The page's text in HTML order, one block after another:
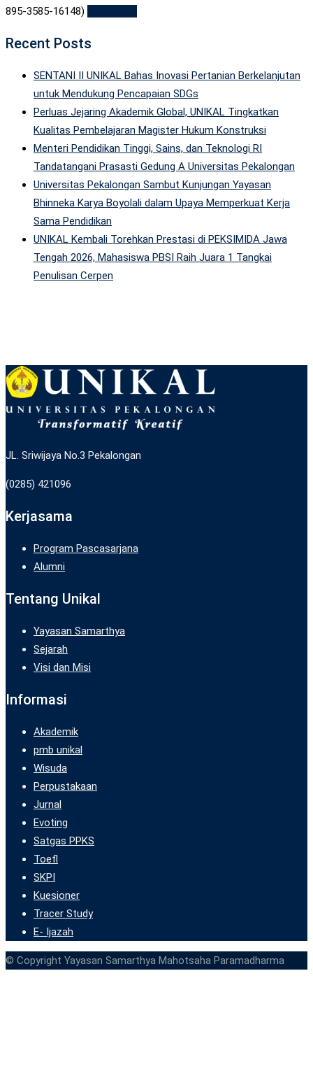
895-3585-16148)
Recent Posts
SENTANI II UNIKAL Bahas Inovasi Pertanian Berkelanjutan
untuk Mendukung Pencapaian SDGs
Perluas Jejaring Akademik Global, UNIKAL Tingkatkan
Kualitas Pembelajaran Magister Hukum Konstruksi
Menteri Pendidikan Tinggi, Sains, dan Teknologi RI
Tandatangani Prasasti Gedung A Universitas Pekalongan
Universitas Pekalongan Sambut Kunjungan Yayasan
Bhinneka Karya Boyolali dalam Upaya Memperkuat Kerja
Sama Pendidikan
UNIKAL Kembali Torehkan Prestasi di PEKSIMIDA Jawa
Tengah 2026, Mahasiswa PBSI Raih Juara 1 Tangkai
Penulisan Cerpen
JL. Sriwijaya No.3 Pekalongan
(0285) 421096
Kerjasama
Program Pascasarjana
Alumni
Tentang Unikal
Yayasan Samarthya
Sejarah
Visi dan Misi
Informasi
Akademik
pmb unikal
Wisuda
Perpustakaan
Jurnal
Evoting
Satgas PPKS
Toefl
SKPI
Kuesioner
Tracer Study
E- Ijazah
© Copyright Yayasan Samarthya Mahotsaha Paramadharma